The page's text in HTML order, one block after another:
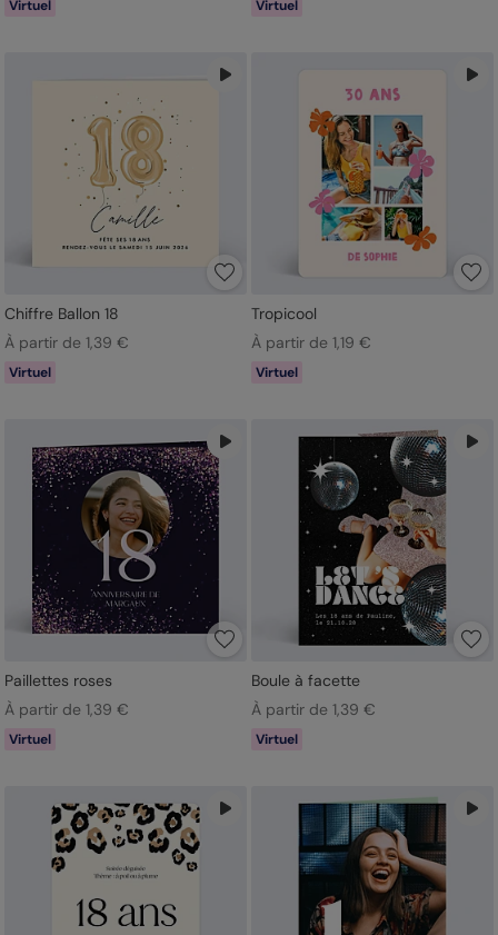
Virtuel Virtuel
Chiffre Ballon 18
À partir de 1,39 €
Virtuel
Tropicool
À partir de 1,19 €
Virtuel
Paillettes roses
À partir de 1,39 €
Virtuel
Boule à facette
À partir de 1,39 €
Virtuel